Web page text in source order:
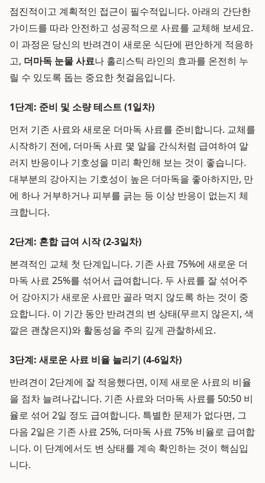
점진적이고 계획적인 접근이 필수적입니다. 아래의 간단한
가이드를 따라 안전하고 성공적으로 사료를 교체해 보세요.
이 과정은 당신의 반려견이 새로운 식단에 편안하게 적응하
고, 더마독 눈물 사료나 홀리스틱 라인의 효과를 온전히 누
릴 수 있도록 돕는 중요한 첫걸음입니다.
1단계: 준비 및 소량 테스트 (1일차)
먼저 기존 사료와 새로운 더마독 사료를 준비합니다. 교체를
시작하기 전에, 더마독 사료 몇 알을 간식처럼 급여하여 알
러지 반응이나 기호성을 미리 확인해 보는 것이 좋습니다.
대부분의 강아지는 기호성이 높은 더마독을 좋아하지만, 만
에 하나 거부하거나 피부를 긁는 등 이상 반응이 없는지 체
크합니다.
2단계: 혼합 급여 시작 (2-3일차)
본격적인 교체 첫 단계입니다. 기존 사료 75%에 새로운 더
마독 사료 25%를 섞어서 급여합니다. 두 사료를 잘 섞어주
어 강아지가 새로운 사료만 골라 먹지 않도록 하는 것이 중
요합니다. 이 기간 동안 반려견의 변 상태(무르지 않은지, 색
깔은 괜찮은지)와 활동성을 주의 깊게 관찰하세요.
3단계: 새로운 사료 비율 늘리기 (4-6일차)
반려견이 2단계에 잘 적응했다면, 이제 새로운 사료의 비율
을 점차 늘려나갑니다. 기존 사료와 더마독 사료를 50:50 비
율로 섞어 2일 정도 급여합니다. 특별한 문제가 없다면, 그
다음 2일은 기존 사료 25%, 더마독 사료 75% 비율로 급여합
니다. 이 단계에서도 변 상태를 계속 확인하는 것이 핵심입
니다.